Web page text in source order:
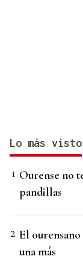
Lo más visto
Ourense no
pandillas
El ourensano
una más